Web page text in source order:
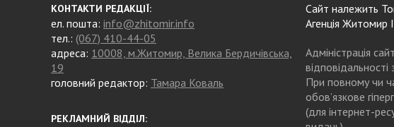
КОНТАКТИ РЕДАКЦІЇ:
ел. пошта: info@zhitomir.info
тел.: (067) 410-44-05
адреса: 10008, м.Житомир, Велика Бердичівська,
19
головний редактор: Тамара Коваль
РЕКЛАМНИЙ ВІДДІЛ:
Сайт належить
Агенція
Адміністрація
відповідальності
При повному чи
обов’язкове
(для інтернет-